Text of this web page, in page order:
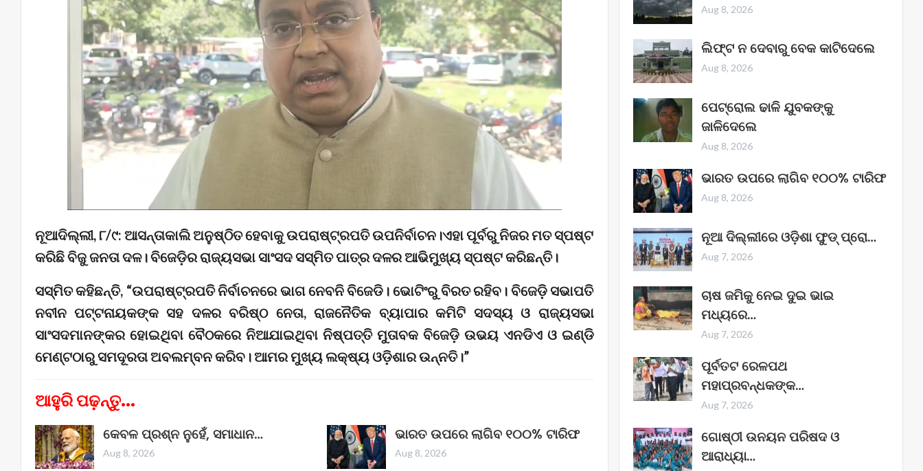
ନୂଆଦିଲ୍ଲୀ, ୮/୯: ଆସନ୍ତାକାଲି ଅନୁଷ୍ଠିତ ହେବାକୁ ଉପରାଷ୍ଟ୍ରପତି ଉପନିର୍ବାଚନ।ଏହା ପୂର୍ବରୁ ନିଜର ମତ ସ୍ପଷ୍ଟ
କରିଛି ବିଜୁ ଜନତା ଦଳ। ବିଜେଡ଼ିର ରାଜ୍ୟସଭା ସାଂସଦ ସସ୍ମିତ ପାତ୍ର ଦଳର ଆଭିମୁଖ୍ୟ ସ୍ପଷ୍ଟ କରିଛନ୍ତି।
ସସ୍ମିତ କହିଛନ୍ତି, “ଉପରାଷ୍ଟ୍ରପତି ନିର୍ବାଚନରେ ଭାଗ ନେବନି ବିଜେଡି। ଭୋଟିଂରୁ ବିରତ ରହିବ। ବିଜେଡ଼ି ସଭାପତି
ନବୀନ ପଟ୍ଟନାୟକଙ୍କ ସହ ଦଳର ବରିଷ୍ଠ ନେତା, ରାଜନୈତିକ ବ୍ୟାପାର କମିଟି ସଦସ୍ୟ ଓ ରାଜ୍ୟସଭା
ସାଂସଦମାନଙ୍କର ହୋଇଥିବା ବୈଠକରେ ନିଆଯାଇଥିବା ନିଷ୍ପତ୍ତି ମୁତାବକ ବିଜେଡ଼ି ଉଭୟ ଏନଡିଏ ଓ ଇଣ୍ଡି
ମେଣ୍ଟଠାରୁ ସମଦୂରତା ଅବଲମ୍ବନ କରିବ। ଆମର ମୁଖ୍ୟ ଲକ୍ଷ୍ୟ ଓଡ଼ିଶାର ଉନ୍ନତି।”
ଆହୁରି ପଢ଼ନ୍ତୁ...
କେବଳ ପ୍ରଶ୍ନ ନୁହେଁ, ସମାଧାନ…
Aug 8, 2026
ଭାରତ ଉପରେ ଲାଗିବ ୧୦୦% ଟାରିଫ
Aug 8, 2026
Aug 8, 2026
ଲିଫ୍ଟ ନ ଦେବାରୁ ବେକ କାଟିଦେଲେ
Aug 8, 2026
ପେଟ୍ରୋଲ ଢାଳି ଯୁବକଙ୍କୁ
ଜାଳିଦେଲେ
Aug 8, 2026
ଭାରତ ଉପରେ ଲାଗିବ ୧୦୦% ଟାରିଫ
Aug 8, 2026
ନୂଆ ଦିଲ୍ଲୀରେ ଓଡ଼ିଶା ଫୁଡ୍ ପ୍ରୋ…
Aug 7, 2026
ଚାଷ ଜମିକୁ ନେଇ ଦୁଇ ଭାଇ
ମଧ୍ୟରେ…
Aug 7, 2026
ପୂର୍ବତଟ ରେଳପଥ
ମହାପ୍ରବନ୍ଧକଙ୍କ…
Aug 7, 2026
ଗୋଷ୍ଠୀ ଉନୟନ ପରିଷଦ ଓ
ଆରାଧ୍ୟା…